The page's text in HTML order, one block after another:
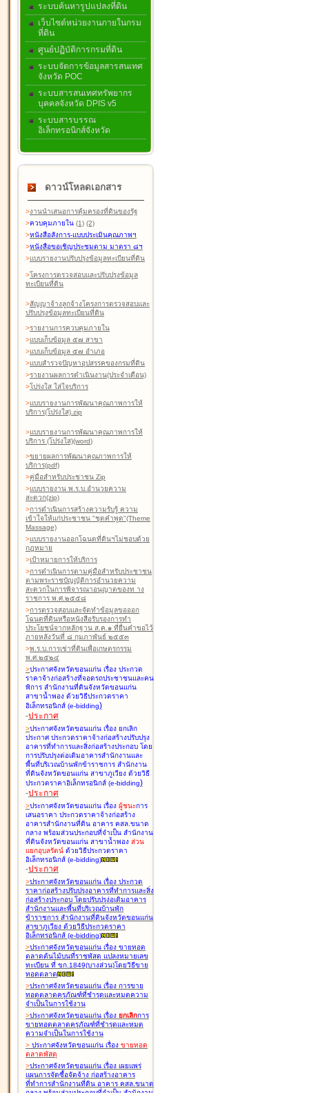
ระบบค้นหารูปแปลงที่ดิน
เว็บไซต์หน่วยงานภายในกรม
ที่ดิน
ศูนย์ปฏิบัติการกรมที่ดิน
ระบบจัดการข้อมูลสารสนเทศ
จังหวัด POC
ระบบสารสนเทศทรัพยากร
บุคคลจังหวัด DPIS v5
ระบบสารบรรณ
อิเล็กทรอนิกส์จังหวัด
ดาวน์โหลดเอกสาร
>งานนำเสนอการคุ้มครองที่ดินของรัฐ
>ควบคุมภายใน (1) (2)
>หนังสือสังการ-แบบประเมินคุณภาพฯ
>หนังสือขอเชิญประชุมตาม มาตรา ๘ฯ
>แบบรายงานปรับปรุงข้อมูลทะเบียนที่ดิน
>โครงการตรวจสอบและปรับปรุงข้อมูล
ทะเบียนที่ดิน
>สัญญาจ้างลูกจ้างโครงการตรวจสอบและ
ปรับปรุงข้อมูลทะเบียนที่ดิน
>รายงานการควบคุมภายใน
>แบบเก็บข้อมูล ๕๗ สาขา
>แบบเก็บข้อมูล ๕๗ อำเภอ
>แบบสำรวจปัญหาอุปสรรคของกรมที่ดิน
>รายงานผลการดำเนินงาน(ประจำเดือน)
>โปร่งใส ใส่ใจบริการ
>แบบรายงานการพัฒนาคุณภาพการให้
บริการ(โปร่งใส).zip
>แบบรายงานการพัฒนาคุณภาพการให้
บริการ (โปร่งใส)(word)
>ขยายผลการพัฒนาคุณภาพการให้
บริการ(pdf)
>คู่มือสำหรับประชาชน Zip
>แบบรายงาน พ.ร.บ.อำนวยความ
สะดวก(zip)
>การดำเนินการสร้างความรับรู้ ความ
เข้าใจให้แก่ประชาชน "ชุดคำพูด"(Theme
Massage)
>แบบรายงานออกโฉนดที่ดินฯไม่ชอบด้วย
กฎหมาย
>เป้าหมายการให้บริการ
>การดำเนินการตามคู่มือสำหรับประชาชน
ตามพระราชบัญญัติการอำนวยความ
สะดวกในการพิจารณาอนุญาตของท าง
ราชการ พ.ศ.๒๕๕๘
>การตรวจสอบและจัดทำข้อมูลขอออก
โฉนดที่ดินหรือหนังสือรับรองการทำ
ประโยชน์จากหลักฐาน ส.ค.๑ ที่ยื่นคำขอไว้
ภายหลังวันที่ ๘ กุมภาพันธ์ ๒๕๕๓
>พ.ร.บ.การเช่าที่ดินเพื่อเกษตรกรรม
พ.ศ.๒๕๒๔
>ประกาศจังหวัดขอนแก่น เรื่อง ประกวด
ราคาจ้างก่อสร้างที่จอดรถประชาชนและคน
พิการ สำนักงานที่ดินจังหวัดขอนแก่น
สาขาน้ำพอง ด้วยวิธีประกวดราคา
อิเล็กทรอนิกส์ (e-bidding)
-ประกาศ
>ประกาศจังหวัดขอนแก่น เรื่อง ยกเลิก
ประกาศ ประกวดราคาจ้างก่อสร้างปรับปรุง
อาคารที่ทำการและสิ่งก่อสร้างประกอบ โดย
การปรับปรุงต่อเติมอาคารสำนักงานและ
พื้นที่บริเวณบ้านพักข้าราชการ สำนักงาน
ที่ดินจังหวัดขอนแก่น สาขาภูเวียง ด้วยวิธี
ประกวดราคาอิเล็กทรอนิกส์ (e-bidding)
-ประกาศ
>ประกาศจังหวัดขอนแก่น เรื่อง ผู้ชนะการ
เสนอราคา ประกวดราคาจ้างก่อสร้าง
อาคารสำนักงานที่ดิน อาคาร คสล.ขนาด
กลาง พร้อมส่วนประกอบที่จำเป็น สำนักงาน
ที่ดินจังหวัดขอนแก่น สาขาน้ำพอง ส่วน
แยกอุบลรัตน์ ด้วยวิธีประกวดราคา
อิเล็กทรอนิกส์ (e-bidding)
-ประกาศ
>ประกาศจังหวัดขอนแก่น เรื่อง ประกวด
ราคาก่อสร้างปรับปรุงอาคารที่ทำการและสิ่ง
ก่อสร้างประกอบ โดยปรับปรุง่อเติมอาคาร
สำนักงานและพื้นที่บริเวณบ้านพัก
ข้าราชการ สำนักงานที่ดินจังหวัดขอนแก่น
สาขาภูเวียง ด้วยวิธีประกวดราคา
อิเล็กทรอนิกส์ (e-bidding)
>ประกาศจังหวัดขอนแก่น เรื่อง ขายทอด
ตลาดต้นไม้บนที่ราชพัสดุ แปลงหมายเลข
ทะเบียน ที่ ขก.1849(บางส่วน)โดยวิธีขาย
ทอดตลาด
>ประกาศจังหวัดขอนแก่น เรื่อง การขาย
ทอดตลาดครุภัณฑ์ที่ชำรุดและหมดความ
จำเป็นในการใช้งาน
>ประกาศจังหวัดขอนแก่น เรื่อง ยกเลิกการ
ขายทอดตลาดครุภัณฑ์ที่ชำรุดและหมด
ความจำเป็นในการใช้งาน
> ประกาศจังหวัดขอนแก่น เรื่อง ขายทอด
ตลาดพัสดุ
>ประกาศจังหวัดขอนแก่น เรื่อง เผยแพร่
แผนการจัดซื้อจัดจ้าง ก่อสร้างอาคาร
ที่ทำการสำนักงานที่ดิน อาคาร คสล.ขนาด